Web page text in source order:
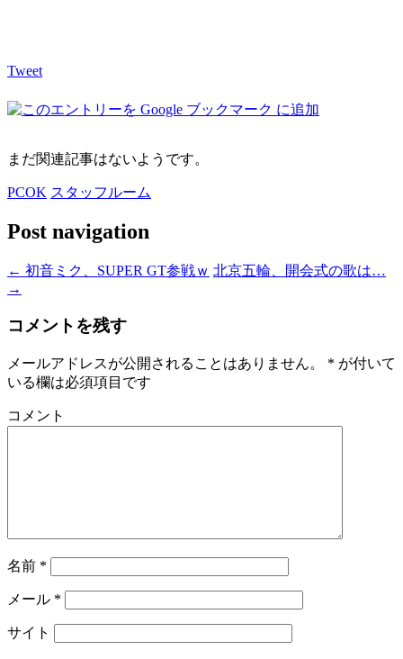
Tweet
まだ関連記事はないようです。
PCOK スタッフルーム
Post navigation
← 初音ミク、SUPER GT参戦ｗ 北京五輪、開会式の歌は…
→
コメントを残す
メールアドレスが公開されることはありません。 * が付いて
いる欄は必須項目です
コメント
名前 *
メール *
サイト